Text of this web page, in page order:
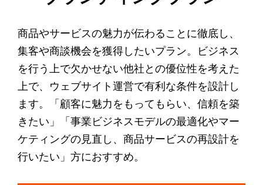
商品やサービスの魅力が伝わることに徹底し、
集客や商談機会を獲得したいプラン。ビジネス
を行う上で欠かせない他社との優位性を考えた
上で、ウェブサイト運営で有利な条件を設計し
ます。「顧客に魅力をもってもらい、信頼を築
きたい」「事業ビジネスモデルの最適化やマー
ケティングの見直し、商品サービスの再設計を
行いたい」方におすすめ。